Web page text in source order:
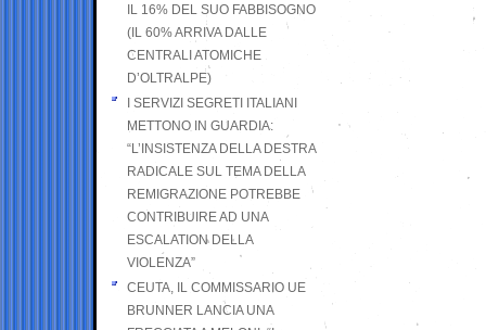
IL 16% DEL SUO FABBISOGNO
(IL 60% ARRIVA DALLE
CENTRALI ATOMICHE
D’OLTRALPE)
I SERVIZI SEGRETI ITALIANI
METTONO IN GUARDIA:
“L’INSISTENZA DELLA DESTRA
RADICALE SUL TEMA DELLA
REMIGRAZIONE POTREBBE
CONTRIBUIRE AD UNA
ESCALATION DELLA
VIOLENZA”
CEUTA, IL COMMISSARIO UE
BRUNNER LANCIA UNA